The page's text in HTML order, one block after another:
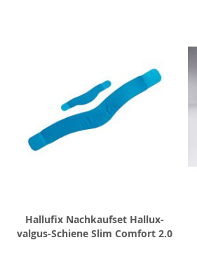
Hallufix Nachkaufset Hallux-
valgus-Schiene Slim Comfort 2.0